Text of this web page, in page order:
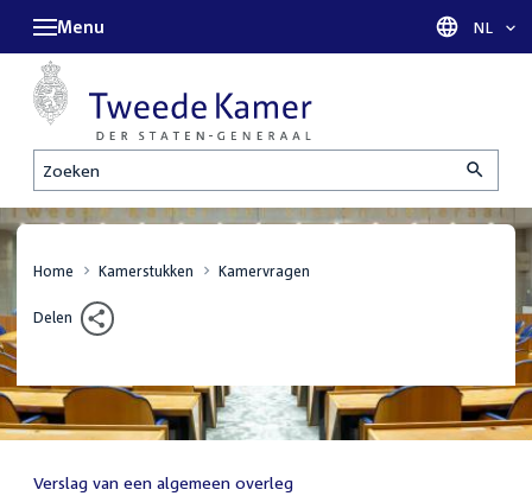
Zoeken
Menu Taal
NL
Home Kamerstukken Kamervragen
Delen
Verslag van een algemeen overleg